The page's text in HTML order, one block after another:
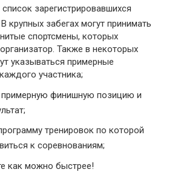
зарегистрировавшихся
крупных забегах могут принимать
спортсмены, которых
Также в некоторых
указываться примерные
участника;
примерную финишную позицию и
тренировок по которой
к соревнованиям;
как можно быстрее!